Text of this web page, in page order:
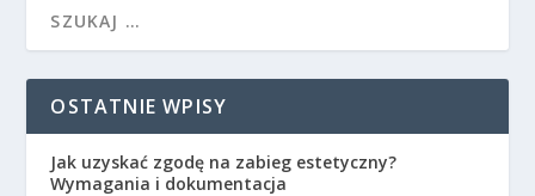
OSTATNIE WPISY
Jak uzyskać zgodę na zabieg estetyczny?
Wymagania i dokumentacja